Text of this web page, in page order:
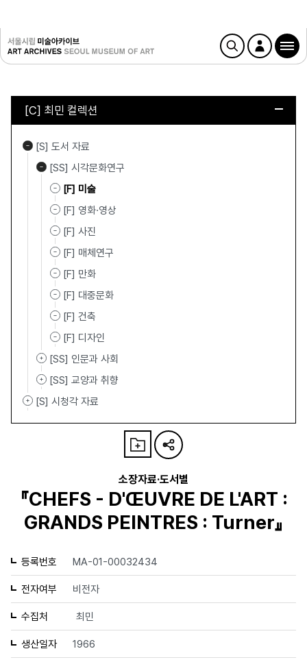
[C] 최민 컬렉션
[S] 도서 자료
[SS] 시각문화연구
[F] 미술
[F] 영화·영상
[F] 사진
[F] 매체연구
[F] 만화
[F] 대중문화
[F] 건축
[F] 디자인
[SS] 인문과 사회
[SS] 교양과 취향
[S] 시청각 자료
소장자료·도서별
『CHEFS - D'ŒUVRE DE L'ART :
GRANDS PEINTRES : Turner』
등록번호 MA-01-00032434
전자여부 비전자
수집처 최민
생산일자 1966